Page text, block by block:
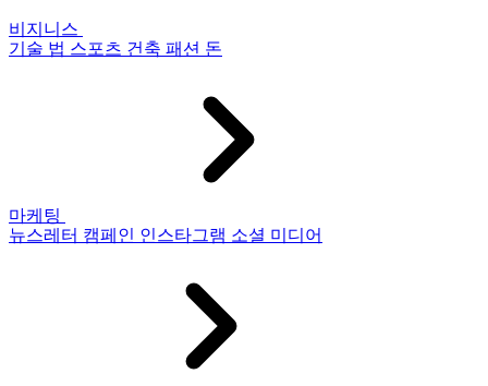
비지니스
기술 법 스포츠 건축 패션 돈
마케팅
뉴스레터 캠페인 인스타그램 소셜 미디어